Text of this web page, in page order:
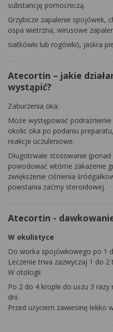
substancję pomocniczą.
Grzybicze zapalenie spojówek,
ospa wietrzna, wirusowe
siatkówki lub rogówki), jaskra
Atecortin – jakie
wystąpić?
Zaburzenia oka:
Może występować
okolic oka po podaniu
reakcje uczuleniowe.
Długotrwale stosowanie
powodować wtórne zakażenie
zwiększenie ciśnienia
powstania zaćmy steroidowej.
Atecortin -
W okulistyce
Do worka spojówkowego po 1
Leczenie trwa zazwyczaj 1 do 2
W otologii
Po 2 do 4 krople do uszu 3
dni.
Przed użyciem zawiesinę lekko